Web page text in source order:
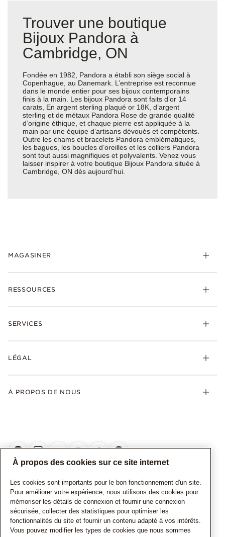
Trouver une boutique
Bijoux Pandora à
Cambridge, ON
Fondée en 1982, Pandora a établi son siège social à
Copenhague, au Danemark. L’entreprise est reconnue
dans le monde entier pour ses bijoux contemporains
finis à la main. Les bijoux Pandora sont faits d’or 14
carats, En argent sterling plaqué or 18K, d’argent
sterling et de métaux Pandora Rose de grande qualité
d’origine éthique, et chaque pierre est appliquée à la
main par une équipe d’artisans dévoués et compétents.
Outre les chams et bracelets Pandora emblématiques,
les bagues, les boucles d’oreilles et les colliers Pandora
sont tout aussi magnifiques et polyvalents. Venez vous
laisser inspirer à votre boutique Bijoux Pandora située à
Cambridge, ON dès aujourd’hui.
MAGASINER
RESSOURCES
SERVICES
LÉGAL
À PROPOS DE NOUS
CANADA Français
© TOUS DROITS RESERVES. 2026 Pandora
À propos des cookies sur ce site internet
Les cookies sont importants pour le bon fonctionnement d'un site.
Pour améliorer votre expérience, nous utilisons des cookies pour
mémoriser les détails de connexion et fournir une connexion
sécurisée, collecter des statistiques pour optimiser les
fonctionnalités du site et fournir un contenu adapté à vos intérêts.
Vous pouvez modifier les types de cookies que nous sommes